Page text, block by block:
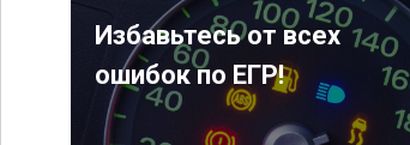
Избавьтесь от всех
ошибок по ЕГР!